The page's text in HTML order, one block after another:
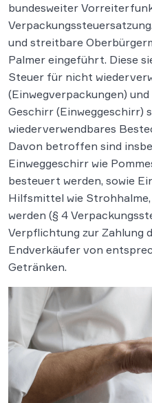
bundesweiter
und streitbare
Palmer eingeführt. Diese
Steuer für nicht
(Einwegverpackungen)
Geschirr (Einweggeschirr)
wiederverwendbares
Davon betroffen sind
Einweggeschirr wie
besteuert werden, sowie
Hilfsmittel wie
werden (§ 4
Verpflichtung zur Zahlung
Endverkäufer von
Getränken.